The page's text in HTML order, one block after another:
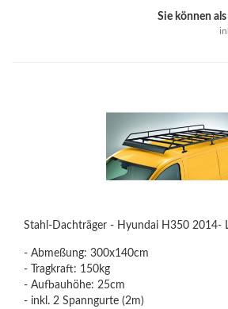
Sie können
Stahl-Dachträger - Hyundai H350 2014-
- Abmeßung: 300x140cm
- Tragkraft: 150kg
- Aufbauhöhe: 25cm
- inkl. 2 Spanngurte (2m)